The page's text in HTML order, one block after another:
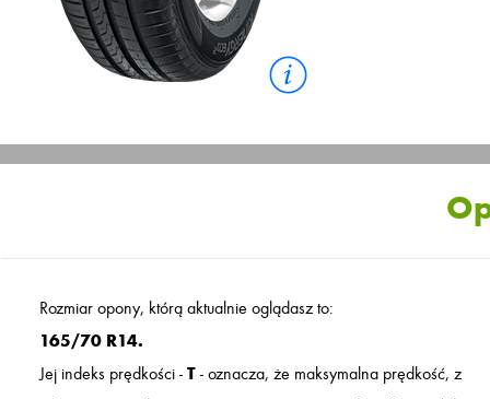
Rozmiar opony, którą aktualnie oglądasz to:
165/70 R14.
Jej indeks prędkości - T - oznacza, że maksymalna prędkość, z